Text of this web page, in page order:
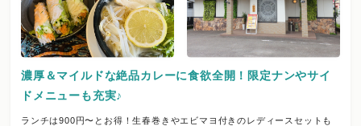
濃厚＆マイルドな絶品カレーに食欲全開！限定ナンやサイ
ドメニューも充実♪
ランチは900円〜とお得！生春巻きやエビマヨ付きのレディースセットも